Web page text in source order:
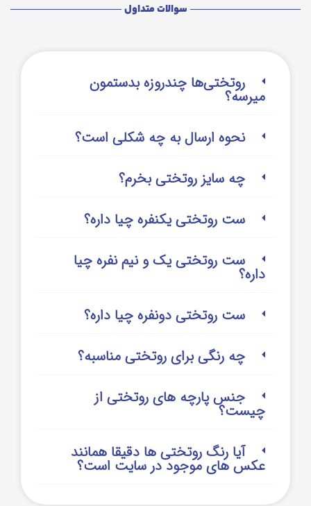
سوالات متداول
روتختی‌‌ها چندروزه بدستمون
میرسه؟
نحوه ارسال به چه شکلی است؟
چه سایز روتختی بخرم؟
ست روتختی یکنفره چیا داره؟
ست روتختی یک و نیم نفره چیا
داره؟
ست روتختی دونفره چیا داره؟
چه رنگی برای روتختی مناسبه؟
جنس پارچه های روتختی از
چیست؟
آیا رنگ روتختی ها دقیقا همانند
عکس های موجود در سایت است؟